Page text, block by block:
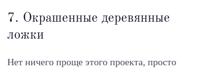
7. Окрашенные деревянные
ложки
Нет ничего проще этого проекта, просто